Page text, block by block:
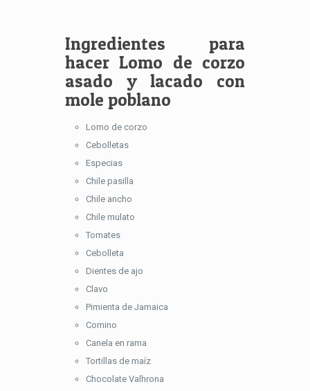
Ingredientes para
hacer Lomo de corzo
asado y lacado con
mole poblano
Lomo de corzo
Cebolletas
Especias
Chile pasilla
Chile ancho
Chile mulato
Tomates
Cebolleta
Dientes de ajo
Clavo
Pimienta de Jamaica
Comino
Canela en rama
Tortillas de maíz
Chocolate Valhrona